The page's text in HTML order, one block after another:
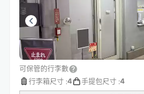
可保管的行李數
行李箱尺寸 :4 手提包尺寸 :4